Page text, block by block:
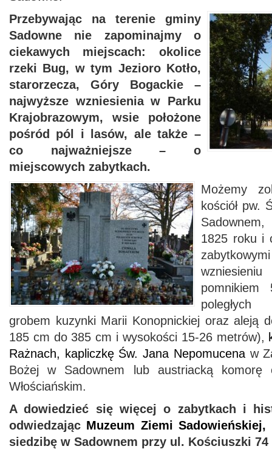
Przebywając na terenie gminy
Sadowne nie zapominajmy o
ciekawych miejscach: okolice
rzeki Bug, w tym Jezioro Kotło,
starorzecza, Góry Bogackie –
najwyższe wzniesienia w Parku
Krajobrazowym, wsie położone
pośród pól i lasów, ale także –
co najważniejsze – o
miejscowych zabytkach.
Możemy
kościół pw.
1825 roku i
grobem kuzynki Marii Konopnickiej oraz aleją
185 cm do 385 cm i wysokości 15-26 metrów),
Rażnach, kapliczkę Św. Jana Nepomucena w
Bożej w Sadownem lub austriacką komorę
Włościańskim.
A dowiedzieć się więcej o zabytkach i
odwiedzając Muzeum Ziemi Sadowieńskiej,
siedzibę w Sadownem przy ul. Kościuszki